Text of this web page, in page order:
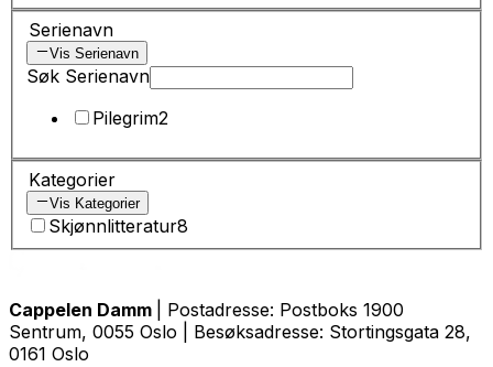
Serienavn
Vis Serienavn
Søk Serienavn
Pilegrim2
Kategorier
Vis Kategorier
Skjønnlitteratur8
Cappelen Damm
| Postadresse: Postboks 1900
Sentrum, 0055 Oslo | Besøksadresse: Stortingsgata 28,
0161 Oslo